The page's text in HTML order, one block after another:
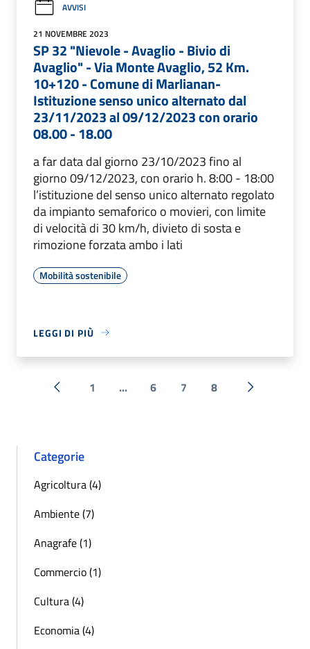
AVVISI
21 NOVEMBRE 2023
SP 32 "Nievole - Avaglio - Bivio di
Avaglio" - Via Monte Avaglio, 52 Km.
10+120 - Comune di Marlianan-
Istituzione senso unico alternato dal
23/11/2023 al 09/12/2023 con orario
08.00 - 18.00
a far data dal giorno 23/10/2023 fino al
giorno 09/12/2023, con orario h. 8:00 - 18:00
l’istituzione del senso unico alternato regolato
da impianto semaforico o movieri, con limite
di velocità di 30 km/h, divieto di sosta e
rimozione forzata ambo i lati
Mobilità sostenibile
LEGGI DI PIÙ
« Precedente
1 ... 6 7 8 Successiva
Categorie
Agricoltura (4)
Ambiente (7)
Anagrafe (1)
Commercio (1)
Cultura (4)
Economia (4)